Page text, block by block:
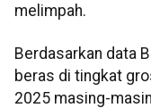
melimpah.
Berdasarkan data
beras di tingkat
2025 masing-